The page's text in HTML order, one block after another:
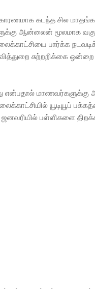
கடந்த சில
ஆன்லைன் மூலமாக
பார்க்க
சுற்றறிக்கை ஒன்றை
என்பதால்
யூடியூப்
பள்ளிகளை